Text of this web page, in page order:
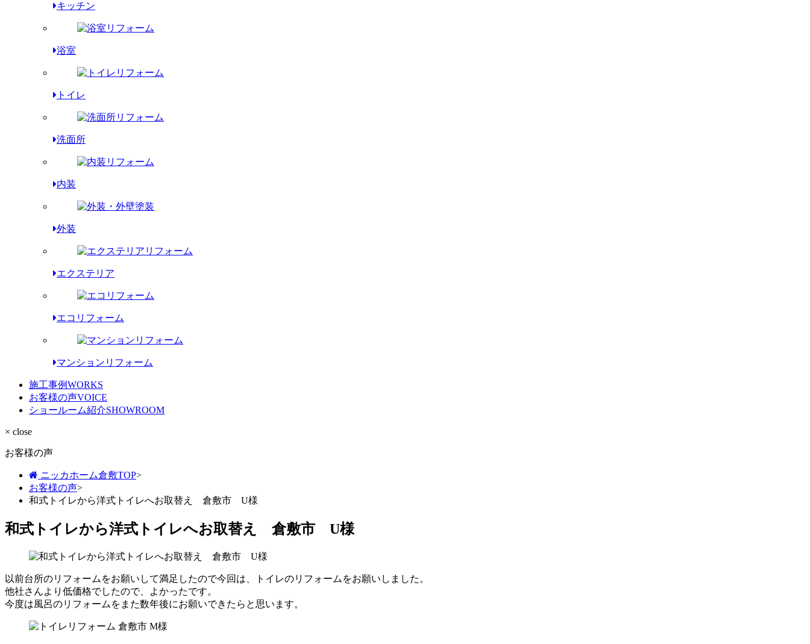
キッチン
浴室
トイレ
洗面所
内装
外装
エクステリア
エコリフォーム
マンションリフォーム
施工事例WORKS
お客様の声VOICE
ショールーム紹介SHOWROOM
× close
お客様の声
ニッカホーム倉敷TOP>
お客様の声>
和式トイレから洋式トイレへお取替え 倉敷市 U様
和式トイレから洋式トイレへお取替え 倉敷市 U様
以前台所のリフォームをお願いして満足したので今回は、トイレのリフォームをお願いしました。
他社さんより低価格でしたので、よかったです。
今度は風呂のリフォームをまた数年後にお願いできたらと思います。